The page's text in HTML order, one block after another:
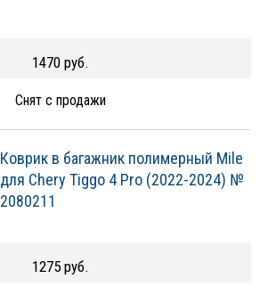
1470 руб.
Снят с продажи
Коврик в багажник полимерный Mile
для Chery Tiggo 4 Pro (2022-2024) №
2080211
1275 руб.